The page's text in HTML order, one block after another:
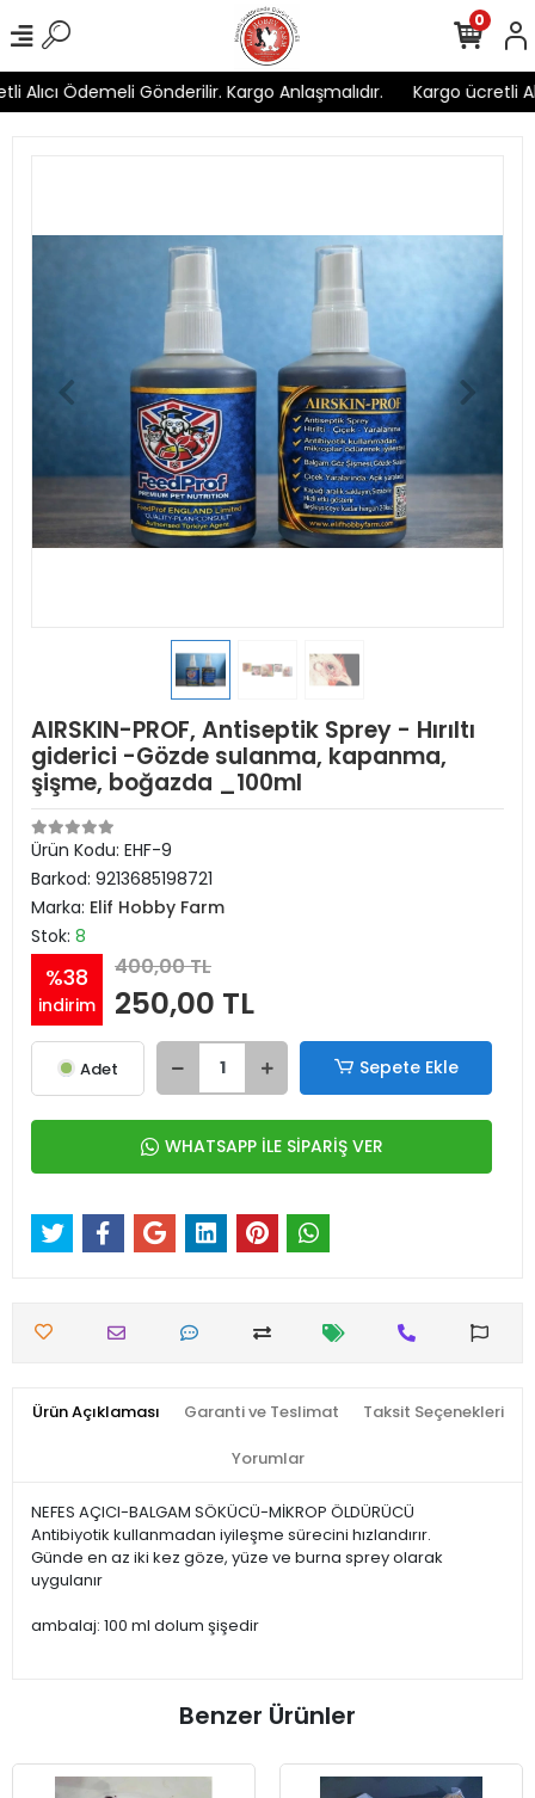
Alıcı Ödemeli Gönderilir. Kargo Anlaşmalıdır. Kargo ücretli
0
AIRSKIN-PROF, Antiseptik Sprey - Hırıltı
giderici -Gözde sulanma, kapanma,
şişme, boğazda _100ml
Ürün Kodu: EHF-9
Barkod: 9213685198721
Marka: Elif Hobby Farm
Stok: 8
%38
indirim
400,00 TL
250,00 TL
Adet Sepete Ekle
WHATSAPP İLE SİPARİŞ VER
Ürün Açıklaması Garanti ve Teslimat Taksit Seçenekleri
Yorumlar
NEFES AÇICI-BALGAM SÖKÜCÜ-MİKROP ÖLDÜRÜCÜ
Antibiyotik kullanmadan iyileşme sürecini hızlandırır.
Günde en az iki kez göze, yüze ve burna sprey olarak
uygulanır
ambalaj: 100 ml dolum şişedir
Benzer Ürünler